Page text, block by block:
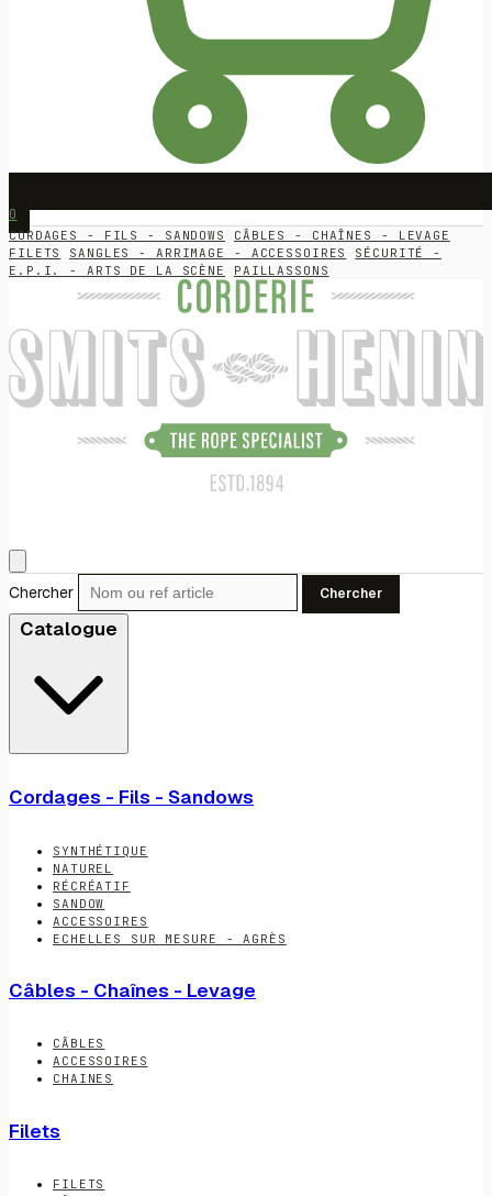
0
CORDAGES - FILS - SANDOWS
CÂBLES - CHAÎNES - LEVAGE
FILETS
SANGLES - ARRIMAGE - ACCESSOIRES
SÉCURITÉ -
E.P.I. - ARTS DE LA SCÈNE
PAILLASSONS
Chercher Chercher
Catalogue
Cordages - Fils - Sandows
SYNTHÉTIQUE
NATUREL
RÉCRÉATIF
SANDOW
ACCESSOIRES
ECHELLES SUR MESURE - AGRÈS
Câbles - Chaînes - Levage
CÂBLES
ACCESSOIRES
CHAINES
Filets
FILETS